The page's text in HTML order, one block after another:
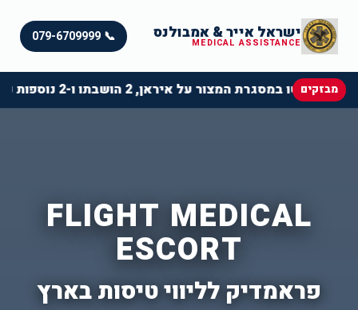
מבזקיםהמצור על איראן, 2 הושבתו ו-2 נוספות נעצרו
ישראל אייר & אמבולנס
MEDICAL ASSISTANCE
📞 079-6709999
FLIGHT MEDICAL
ESCORT
פראמדיק לליווי טיסות בארץ